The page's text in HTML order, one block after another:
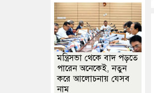
মিলল না কারো, সচিবালয় ছাড়লেন ১১ দলের
কটাক্ষ করলে ‘সুবিধাবাদী যোদ্ধা’ ও শুনতে হবে:
মন্ত্রিসভা থেকে বাদ পড়তে
পারেন অনেকেই, নতুন
করে আলোচনায় যেসব
নাম